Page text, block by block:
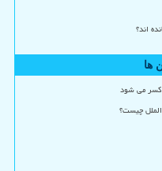
اند؟
ها
کسر می شود